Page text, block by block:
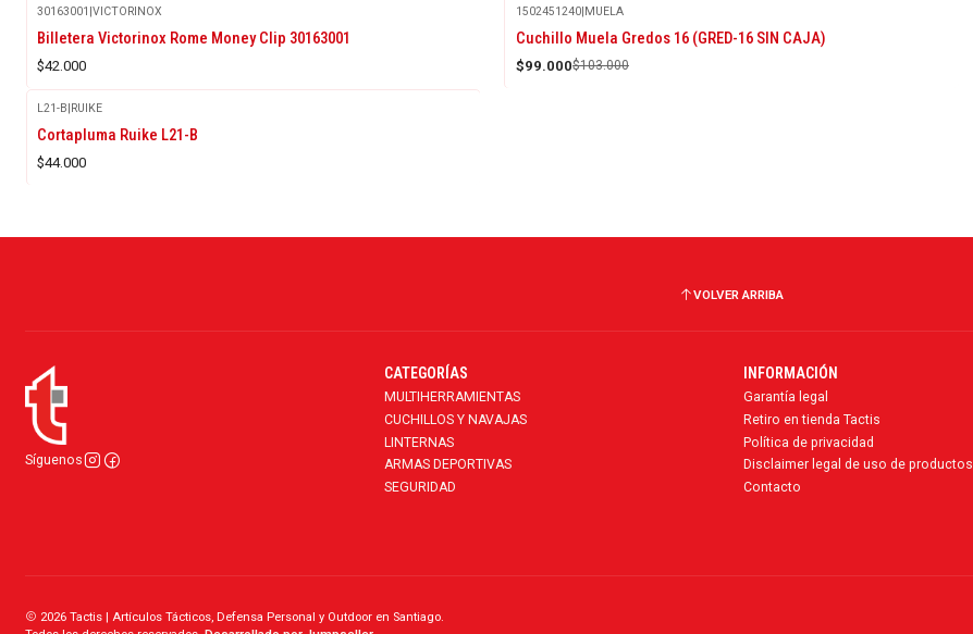
30163001 |VICTORINOX
Billetera Victorinox Rome Money Clip 30163001
$42.000
-4%
OFF
1502451240|MUELA
Cuchillo Muela Gredos 16 (GRED-16 SIN CAJA)
$99.000$103.000
L21-B|RUIKE
Cortapluma Ruike L21-B
$44.000
VOLVER ARRIBA
Síguenos
CATEGORÍAS
MULTIHERRAMIENTAS
CUCHILLOS Y NAVAJAS
LINTERNAS
ARMAS DEPORTIVAS
SEGURIDAD
INFORMACIÓN
Garantía legal
Retiro en tienda Tactis
Política de privacidad
Disclaimer legal de uso de productos
Contacto
2026 Tactis | Artículos Tácticos, Defensa Personal y Outdoor en Santiago.